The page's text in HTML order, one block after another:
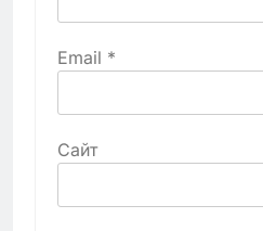
Email *
Сайт